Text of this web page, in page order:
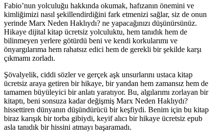
Fabio’nun yolculuğu hakkında okumak, hafızanın önemini ve
kimliğimizi nasıl şekillendirdiğini fark etmenizi sağlar, siz de onun
yerinde Marx Neden Haklıydı? ne yapacağınızı düşünürsünüz.
Hikaye dijital kitap ücretsiz yolculuktu, hem tanıdık hem de
bilinmeyen yerlere götürdü beni ve kendi korkularımı ve
önyargılarıma hem rahatsız edici hem de gerekli bir şekilde karşı
çıkmamı zorladı.
Şövalyelik, ciddi sözler ve gerçek aşk unsurlarını ustaca kitap
ücretsiz araya getiren bir hikaye, bir yandan hem zamansız hem de
tamamen büyüleyici bir anlatı yaratıyor. Bu, algılarımı zorlayan bir
kitaptı, beni sonsuza kadar değişmiş Marx Neden Haklıydı?
hissettiren dünyanın düşündürücü bir keşfiydi. Benim için bu kitap
biraz karışık bir torba gibiydi, keyif alıcı bir hikaye ücretsiz epub
asla tanıdık bir hissini atmayı başaramadı.